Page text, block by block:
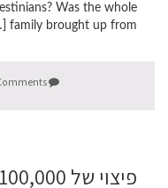
Was the whole
family brought up from […]